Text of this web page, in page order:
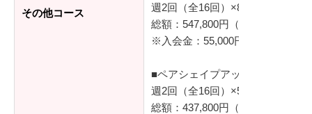
その他コース
週2回（全16回）×80分/レッスン
総額：547,800円（税込）
※入会金：55,000円（税込）
■ペアシェイプアッププログラム
週2回（全16回）×50分/レッスン
総額：437,800円（税込）